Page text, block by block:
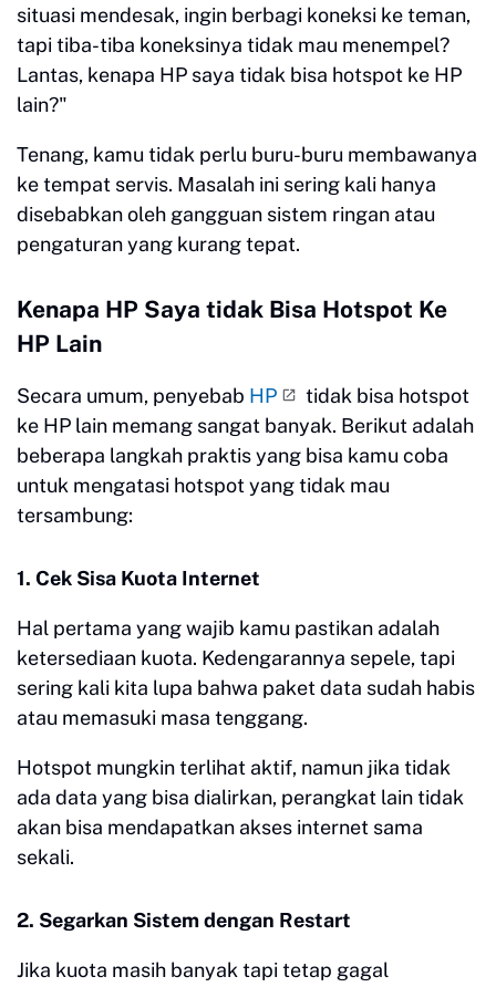
situasi mendesak, ingin berbagi koneksi ke teman,
tapi tiba-tiba koneksinya tidak mau menempel?
Lantas, kenapa HP saya tidak bisa hotspot ke HP
lain?"
Tenang, kamu tidak perlu buru-buru membawanya
ke tempat servis. Masalah ini sering kali hanya
disebabkan oleh gangguan sistem ringan atau
pengaturan yang kurang tepat.
Kenapa HP Saya tidak Bisa Hotspot Ke
HP Lain
Secara umum, penyebab HP
tidak bisa hotspot
ke HP lain memang sangat banyak. Berikut adalah
beberapa langkah praktis yang bisa kamu coba
untuk mengatasi hotspot yang tidak mau
tersambung:
1. Cek Sisa Kuota Internet
Hal pertama yang wajib kamu pastikan adalah
ketersediaan kuota. Kedengarannya sepele, tapi
sering kali kita lupa bahwa paket data sudah habis
atau memasuki masa tenggang.
Hotspot mungkin terlihat aktif, namun jika tidak
ada data yang bisa dialirkan, perangkat lain tidak
akan bisa mendapatkan akses internet sama
sekali.
2. Segarkan Sistem dengan Restart
Jika kuota masih banyak tapi tetap gagal